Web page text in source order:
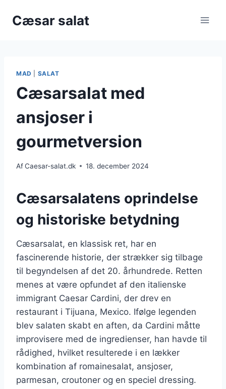
Cæsar salat
MAD SALAT
Cæsarsalat med
ansjoser i
gourmetversion
AfCaesar-salat.dk 18. december 2024
Cæsarsalatens oprindelse
og historiske betydning
Cæsarsalat, en klassisk ret, har en
fascinerende historie, der strækker sig tilbage
til begyndelsen af det 20. århundrede. Retten
menes at være opfundet af den italienske
immigrant Caesar Cardini, der drev en
restaurant i Tijuana, Mexico. Ifølge legenden
blev salaten skabt en aften, da Cardini måtte
improvisere med de ingredienser, han havde til
rådighed, hvilket resulterede i en lækker
kombination af romainesalat, ansjoser,
parmesan, croutoner og en speciel dressing.